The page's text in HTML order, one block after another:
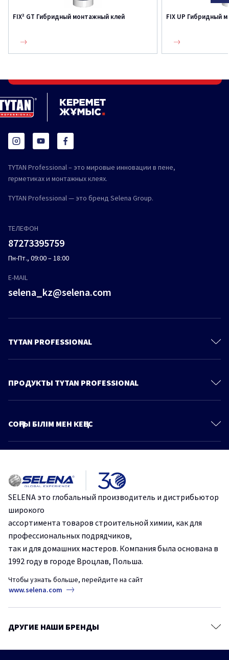
FIX² GT Гибридный монтажный клей FIX UP Гибридный
TYTAN Professional – это мировые инновации в пене,
герметиках и монтажных клеях.
TYTAN Professional — это бренд Selena Group.
ТЕЛЕФОН
87273395759
Пн-Пт., 09:00 – 18:00
E-MAIL
selena_kz@selena.com
TYTAN PROFESSIONAL
О Компании
Знания и советы
ПРОДУКТЫ TYTAN PROFESSIONAL
Пено-Клеи
Клеи для напольных покрытий
Ленты и стрейч-пленки
Крепежи
Аэрозольные краски и грунтовки
Продукты для древесины
Защитные и чистящие средства
Сопутствующие товары
СОҢҒЫ БІЛІМ МЕН КЕҢЕС
Больше статей
Эффективное и быстрое склеивание с помощью одного
продукта.
Защититесь от плесени и грибка на срок до 10 лет.
Пено-клеи – основа безопасности в строительстве.
SELENA это глобальный производитель и дистрибьютор
широкого
ассортимента товаров строительной химии, как для
профессиональных подрядчиков,
так и для домашних мастеров. Компания была основана в
1992 году в городе Вроцлав, Польша.
Чтобы узнать больше, перейдите на сайт
www.selena.com
ДРУГИЕ НАШИ БРЕНДЫ